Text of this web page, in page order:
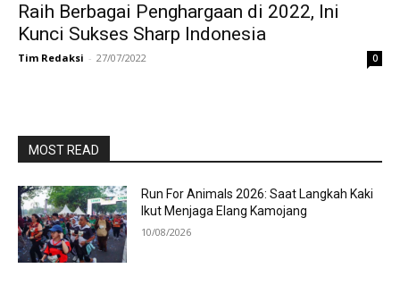
Raih Berbagai Penghargaan di 2022, Ini
Kunci Sukses Sharp Indonesia
Tim Redaksi - 27/07/2022 0
MOST READ
Run For Animals 2026: Saat Langkah Kaki
Ikut Menjaga Elang Kamojang
10/08/2026